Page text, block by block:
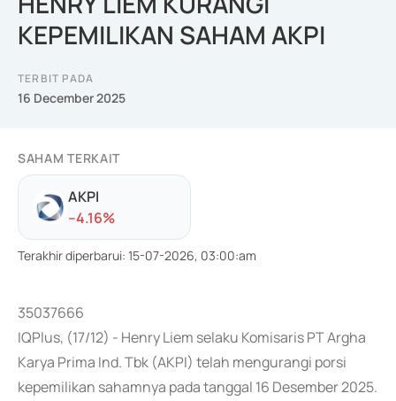
KEPEMILIKAN SAHAM AKPI
TERBIT PADA
16 December 2025
SAHAM TERKAIT
AKPI
--4.16%
Terakhir diperbarui: 15-07-2026, 03:00:am
35037666
IQPlus, (17/12) - Henry Liem selaku Komisaris PT Argha
Karya Prima Ind. Tbk (AKPI) telah mengurangi porsi
kepemilikan sahamnya pada tanggal 16 Desember 2025.